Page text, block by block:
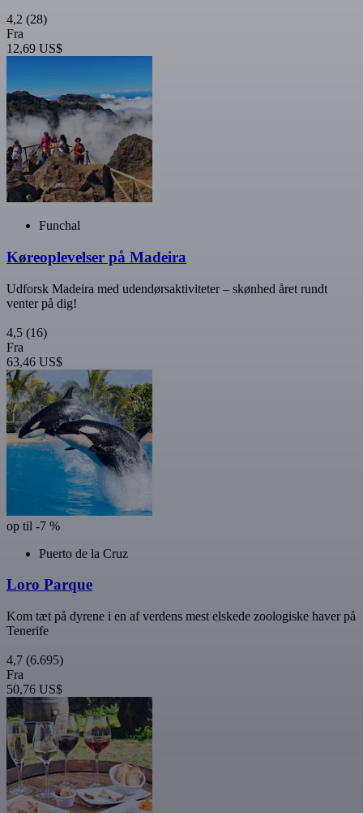
4,2 (28)
Fra
12,69 US$
Funchal
Køreoplevelser på Madeira
Udforsk Madeira med udendørsaktiviteter – skønhed året rundt
venter på dig!
4,5 (16)
Fra
63,46 US$
op til -7 %
Puerto de la Cruz
Loro Parque
Kom tæt på dyrene i en af verdens mest elskede zoologiske haver på
Tenerife
4,7 (6.695)
Fra
50,76 US$